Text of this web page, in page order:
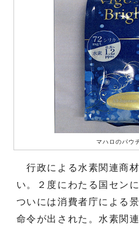
マハロのパウ
行政による水素関連商
い。２度にわたる国セン
ついには消費者庁による
命令が出された。水素関